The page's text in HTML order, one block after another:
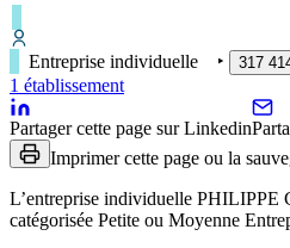
Entreprise individuelle ‣ 317
1 établissement
Partager cette page sur Linkedin
Imprimer cette page ou la
L’entreprise individuelle PHILIPPE
catégorisée Petite ou Moyenne